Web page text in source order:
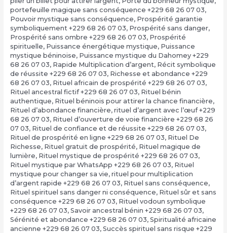
portefeuille magique sans conséquence +229 68 26 07 03,
Pouvoir mystique sans conséquence, Prospérité garantie
symboliquement +229 68 26 07 03, Prospérité sans danger,
Prospérité sans ombre +229 68 26 07 03, Prospérité
spirituelle, Puissance énergétique mystique, Puissance
mystique béninoise, Puissance mystique du Dahomey +229
68 26 07 03, Rapide Multiplication d’argent, Récit symbolique
de réussite +229 68 26 07 03, Richesse et abondance +229
68 26 07 03, Rituel africain de prospérité +229 68 26 07 03,
Rituel ancestral fictif +229 68 26 07 03, Rituel bénin
authentique, Rituel béninois pour attirer la chance financière,
Rituel d’abondance financière, rituel d’argent avec l’œuf +229
68 26 07 03, Rituel d’ouverture de voie financière +229 68 26
07 03, Rituel de confiance et de réussite +229 68 26 07 03,
Rituel de prospérité en ligne +229 68 26 07 03, Rituel De
Richesse, Rituel gratuit de prospérité, Rituel magique de
lumière, Rituel mystique de prospérité +229 68 26 07 03,
Rituel mystique par WhatsApp +229 68 26 07 03, Rituel
mystique pour changer sa vie, rituel pour multiplication
d’argent rapide +229 68 26 07 03, Rituel sans conséquence,
Rituel spirituel sans danger ni conséquence, Rituel sûr et sans
conséquence +229 68 26 07 03, Rituel vodoun symbolique
+229 68 26 07 03, Savoir ancestral bénin +229 68 26 07 03,
Sérénité et abondance +229 68 26 07 03, Spiritualité africaine
ancienne +229 68 26 07 03, Succès spirituel sans risque +229